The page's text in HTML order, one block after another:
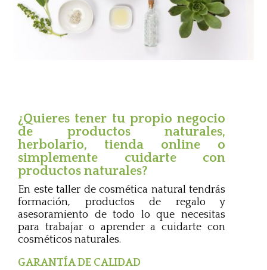
¿Quieres tener tu propio negocio
de productos naturales,
herbolario, tienda online o
simplemente cuidarte con
productos naturales?
En este taller de cosmética natural tendrás
formación, productos de regalo y
asesoramiento de todo lo que necesitas
para trabajar o aprender a cuidarte con
cosméticos naturales.
GARANTÍA DE CALIDAD